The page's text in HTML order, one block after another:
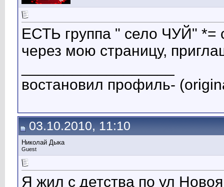
ЕСТЬ группа " село ЧУЙ"
через мою страницу,
востановил профиль-
03.10.2010, 11:10
Николай Дыка
Guest
Я жил с детства по ул